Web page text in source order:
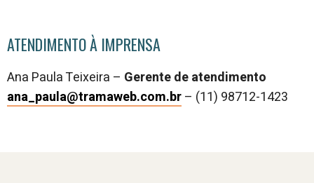
ATENDIMENTO À IMPRENSA
Ana Paula Teixeira – Gerente de atendimento
ana_paula@tramaweb.com.br– (11) 98712-1423